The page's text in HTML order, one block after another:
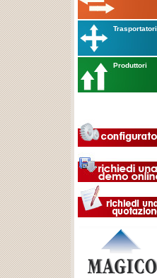
Trasportatori
Produttori